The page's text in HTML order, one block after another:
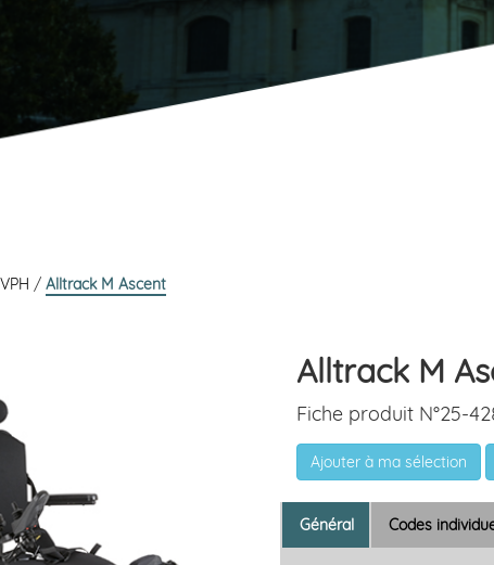
/ Alltrack M Ascent
Alltrack M
Fiche produit N°25-
Général Codes